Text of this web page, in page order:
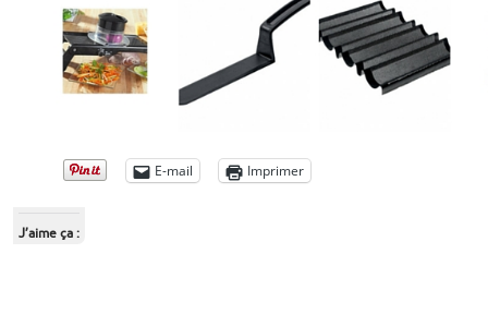
E-mail Imprimer
J’aime ça :